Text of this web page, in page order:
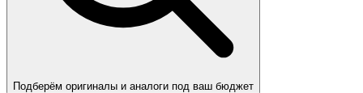
Подберём оригиналы и аналоги под ваш бюджет